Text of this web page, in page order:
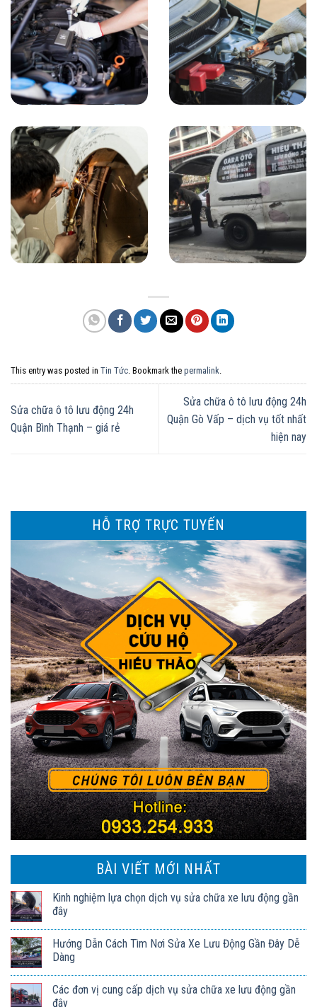
This entry was posted in Tin Tức . Bookmark the permalink
Sửa chữa ô tô lưu động 24h
Quận Bình Thạnh – giá rẻ
Sửa chữa ô tô lưu động 24h
Quận Gò Vấp – dịch vụ tốt nhất
hiện nay
HỖ TRỢ TRỰC TUYẾN
BÀI VIẾT MỚI NHẤT
Kinh nghiệm lựa chọn dịch vụ sửa chữa xe lưu động gần
đây
Hướng Dẫn Cách Tìm Nơi Sửa Xe Lưu Động Gần Đây Dễ
Dàng
Các đơn vị cung cấp dịch vụ sửa chữa xe lưu động gần
đây